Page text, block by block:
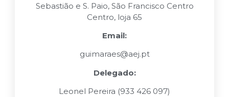
Sebastião e S. Paio, São Francisco Centro
Centro, loja 65
Email:
guimaraes@aej.pt
Delegado:
Leonel Pereira (933 426 097)